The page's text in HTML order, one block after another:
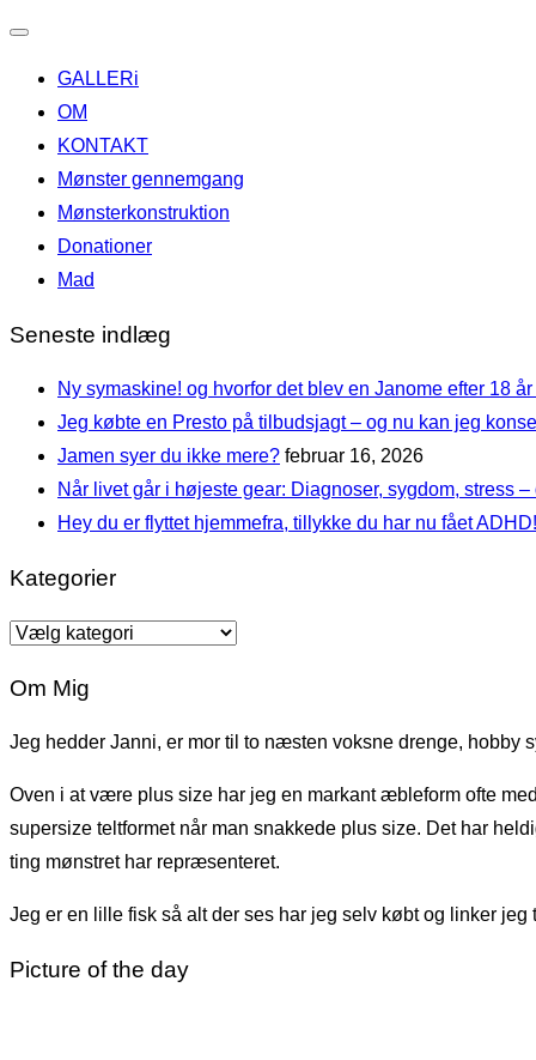
navigation
til/fra
GALLERi
OM
KONTAKT
Mønster gennemgang
Mønsterkonstruktion
Donationer
Mad
Seneste indlæg
Ny symaskine! og hvorfor det blev en Janome efter 18
Jeg købte en Presto på tilbudsjagt – og nu kan jeg
Jamen syer du ikke mere? februar 16, 2026
Når livet går i højeste gear: Diagnoser, sygdom, stress
Hey du er flyttet hjemmefra, tillykke du har nu fået ADHD!
Kategorier
Kategorier
Om Mig
Jeg hedder Janni, er mor til to næsten voksne drenge, hobby
Oven i at være plus size har jeg en markant æbleform ofte
supersize teltformet når man snakkede plus size. Det har
ting mønstret har repræsenteret.
Jeg er en lille fisk så alt der ses har jeg selv købt og linker
Picture of the day